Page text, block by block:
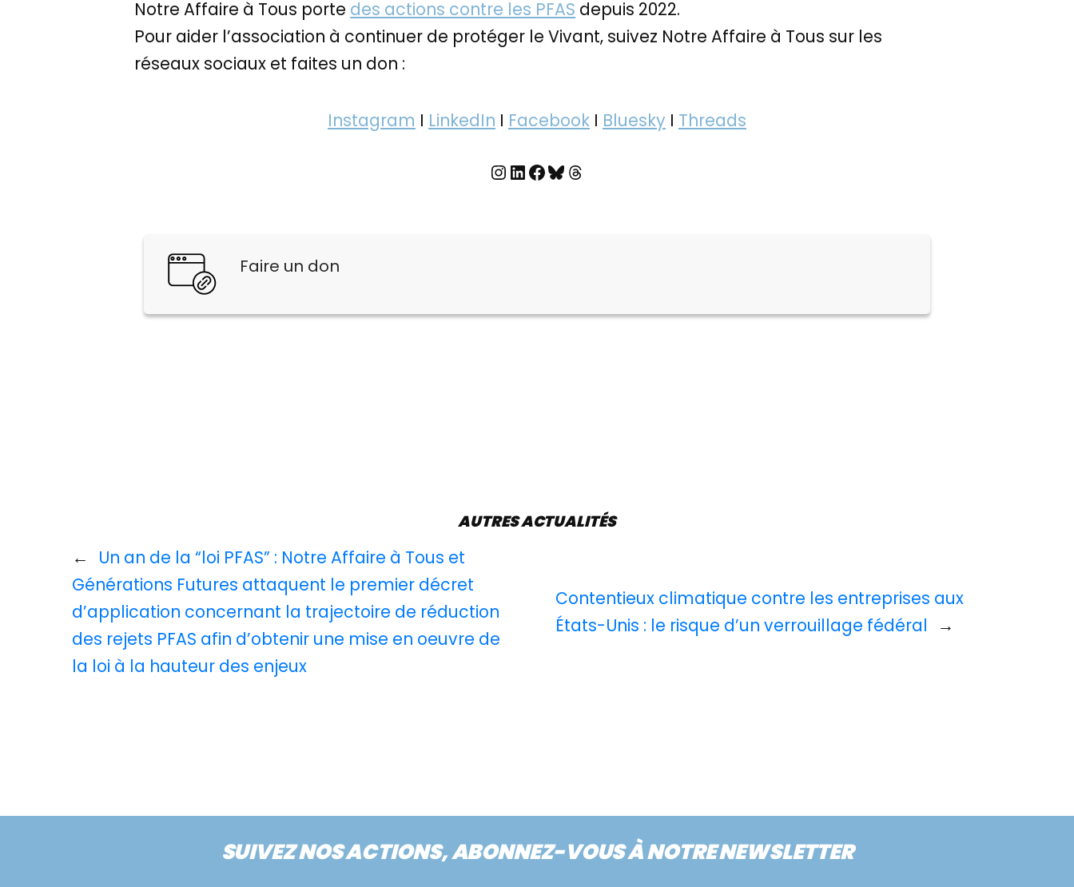
Notre Affaire à Tous porte des actions contre les PFAS depuis 2022.
Pour aider l’association à continuer de protéger le Vivant, suivez Notre Affaire à Tous sur les
réseaux sociaux et faites un don :
Instagram I LinkedIn I Facebook I Bluesky I Threads
InstagramLinkedIn Facebook Bluesky Threads
Faire un don
←
Un an de la “loi PFAS” : Notre Affaire à Tous et
Générations Futures attaquent le premier décret
d’application concernant la trajectoire de réduction
des rejets PFAS afin d’obtenir une mise en oeuvre de
la loi à la hauteur des enjeux
AUTRES ACTUALITÉS
Contentieux climatique contre les entreprises aux
États-Unis : le risque d’un verrouillage fédéral
→
SUIVEZ NOS ACTIONS, ABONNEZ-VOUS À NOTRE NEWSLETTER